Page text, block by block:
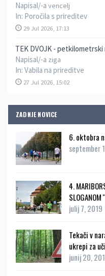
Napisal/-a vencelj
In: Poročila s prireditev
29 Jul 2026, 17:13
TEK DVOJK -
Napisal/-a ziga
In: Vabila na prireditve
27 Jul 2026, 15:02
ZADNJE NOVICE
6. oktobra
september
4.
SLOGANOM
julij 7, 2019
Tekači v
ukrepi za
junij 20,